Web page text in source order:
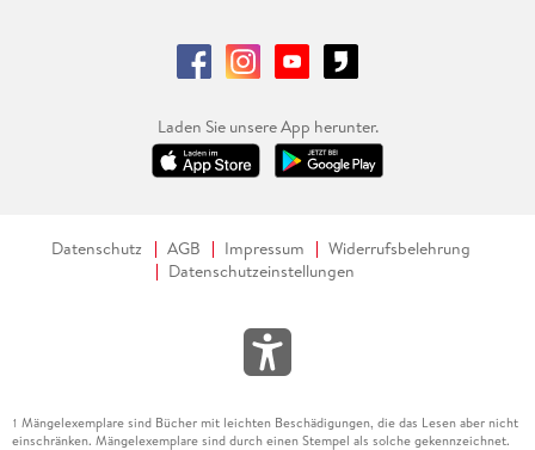
Laden Sie unsere App herunter.
Datenschutz AGB Impressum
Widerrufsbelehrung
Datenschutzeinstellungen
1 Mängelexemplare sind Bücher mit leichten Beschädigungen, die das Lesen aber nicht
einschränken. Mängelexemplare sind durch einen Stempel als solche gekennzeichnet.